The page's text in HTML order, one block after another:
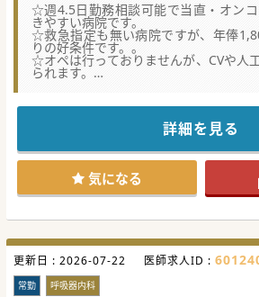
☆週4.5日勤務相談可能で当直・オン
きやすい病院です。
☆救急指定も無い病院ですが、年俸
りの好条件です。。
☆オペは行っておりませんが、CVや人
られます。
ワークライフバランス重視や高年収希
幅広くオススメさせていただける病院
お気軽にお問い合わせください。
#秋入職可
詳細を見る
気になる
更新日 : 2026-07-22 医師求人ID :
常勤 呼吸器内科